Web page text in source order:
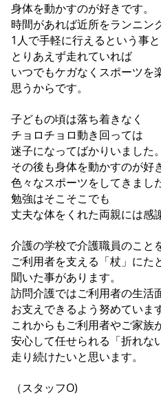
身体を動かすのが好きです。
時間があれば近所をランニン
1人で手軽に行えるという事と
とりあえず走れていれば
いつでもケガなくスポーツを
思うからです。
子どもの頃は落ち着きなく
チョロチョロ動き回っては
迷子になってばかりいました。
その後も身体を動かすのが好
色々なスポーツをしてきました
勉強はそこそこでも
丈夫な体をくれた両親には感
介護の学校で介護職員のことを
ご利用者を支える「杖」にた
聞いた事があります。
訪問介護ではご利用者の生活
お支えできるよう努めています
これからもご利用者やご家族
安心して任せられる「折れな
走り続けたいと思います。
（スタッフO)